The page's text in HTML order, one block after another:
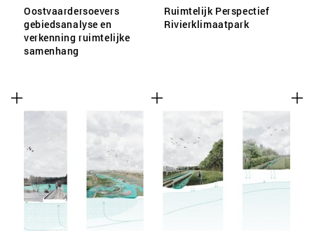
Oostvaardersoevers
gebiedsanalyse en
verkenning ruimtelijke
samenhang
Ruimtelijk Perspectief
Rivierklimaatpark